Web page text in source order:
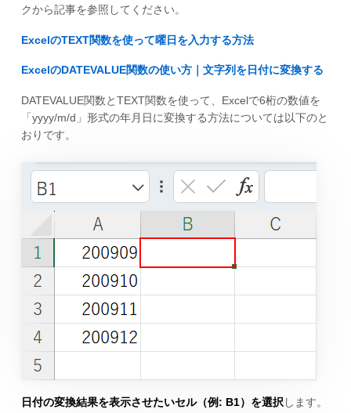
クから記事を参照してください。
ExcelのTEXT関数を使って曜日を入力する方法
ExcelのDATEVALUE関数の使い方｜文字列を日付に変換する
DATEVALUE関数とTEXT関数を使って、Excelで6桁の数値を
「yyyy/m/d」形式の年月日に変換する方法については以下のと
おりです。
日付の変換結果を表示させたいセル（例: B1）を選択 します。